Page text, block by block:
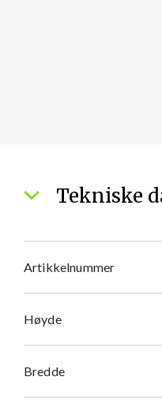
Tekniske
Artikkelnummer
Høyde
Bredde